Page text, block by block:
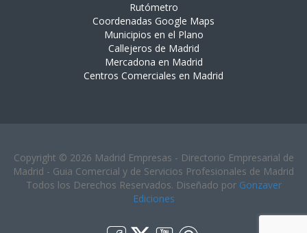
Rutómetro
Coordenadas Google Maps
Municipios en el Plano
Callejeros de Madrid
Mercadona en Madrid
Centros Comerciales en Madrid
Copyright © 2026 Madrid Empresas - Directorio Empresarial de
Madrid - Guia Comercial y de Servicios Profesionales de Madrid
Todos los Derechos Reservados. Diseñado por Gonzaver
Ediciones